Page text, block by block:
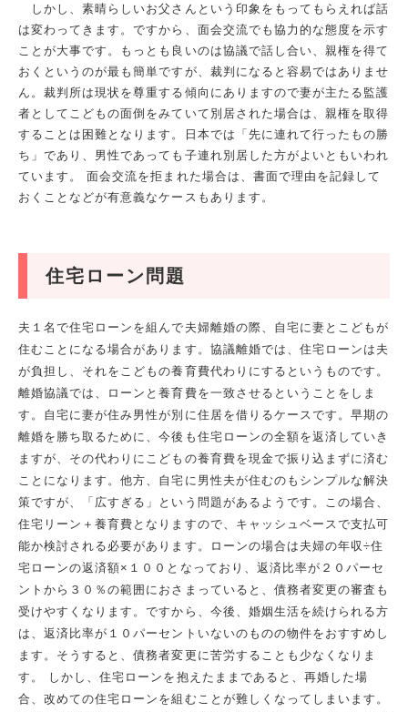
しかし、素晴らしいお父さんという印象をもってもらえれば話
は変わってきます。ですから、面会交流でも協力的な態度を示す
ことが大事です。もっとも良いのは協議で話し合い、親権を得て
おくというのが最も簡単ですが、裁判になると容易ではありませ
ん。裁判所は現状を尊重する傾向にありますので妻が主たる監護
者としてこどもの面倒をみていて別居された場合は、親権を取得
することは困難となります。日本では「先に連れて行ったもの勝
ち」であり、男性であっても子連れ別居した方がよいともいわれ
ています。 面会交流を拒まれた場合は、書面で理由を記録して
おくことなどが有意義なケースもあります。
住宅ローン問題
夫１名で住宅ローンを組んで夫婦離婚の際、自宅に妻とこどもが
住むことになる場合があります。協議離婚では、住宅ローンは夫
が負担し、それをこどもの養育費代わりにするというものです。
離婚協議では、ローンと養育費を一致させるということをしま
す。自宅に妻が住み男性が別に住居を借りるケースです。早期の
離婚を勝ち取るために、今後も住宅ローンの全額を返済していき
ますが、その代わりにこどもの養育費を現金で振り込まずに済む
ことになります。他方、自宅に男性夫が住むのもシンプルな解決
策ですが、「広すぎる」という問題があるようです。この場合、
住宅リーン＋養育費となりますので、キャッシュベースで支払可
能か検討される必要があります。ローンの場合は夫婦の年収÷住
宅ローンの返済額×１００となっており、返済比率が２０パーセ
ントから３０％の範囲におさまっていると、債務者変更の審査も
受けやすくなります。ですから、今後、婚姻生活を続けられる方
は、返済比率が１０パーセントいないのものの物件をおすすめし
ます。そうすると、債務者変更に苦労することも少なくなりま
す。 しかし、住宅ローンを抱えたままであると、再婚した場
合、改めての住宅ローンを組むことが難しくなってしまいます。